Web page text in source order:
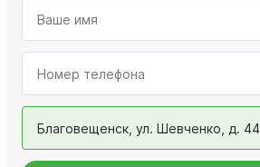
Благовещенск, ул. Шевченко, д. 44